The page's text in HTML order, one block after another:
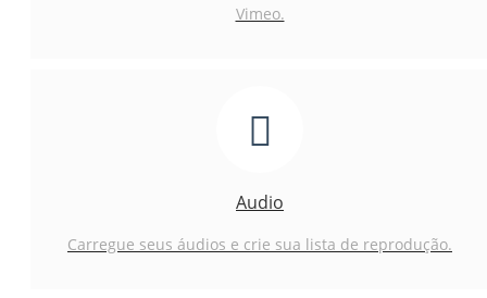
Vimeo.
Audio
Carregue seus áudios e crie sua lista de reprodução.